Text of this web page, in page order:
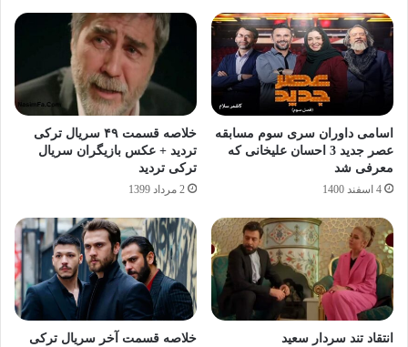
اسامی داوران سری سوم مسابقه
عصر جدید 3 احسان علیخانی که
معرفی شد
4 اسفند 1400
خلاصه قسمت ۴۹ سریال ترکی
تردید + عکس بازیگران سریال
ترکی تردید
2 مرداد 1399
انتقاد تند سردار سعید
خلاصه قسمت آخر سریال ترکی